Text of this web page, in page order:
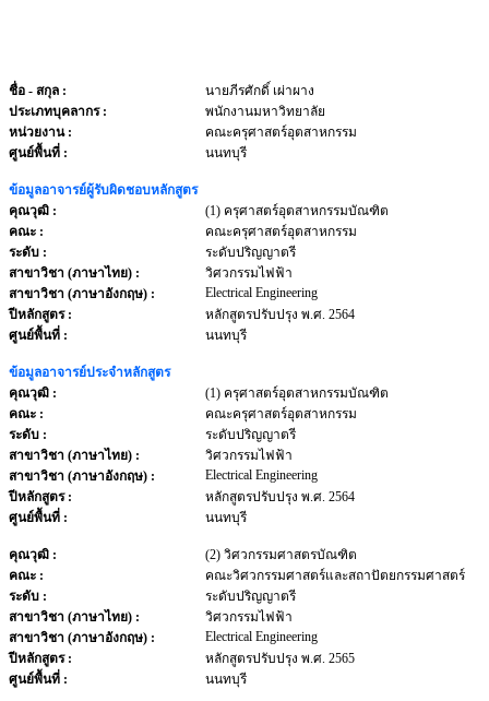
ชื่อ - สกุล :
นายภีรศักดิ์ เผ่าผาง
ประเภทบุคลากร :
พนักงานมหาวิทยาลัย
หน่วยงาน :
คณะครุศาสตร์อุตสาหกรรม
ศูนย์พื้นที่ :
นนทบุรี
ข้อมูลอาจารย์ผู้รับผิดชอบหลักสูตร
คุณวุฒิ :
(1) ครุศาสตร์อุตสาหกรรมบัณฑิต
คณะ :
คณะครุศาสตร์อุตสาหกรรม
ระดับ :
ระดับปริญญาตรี
สาขาวิชา (ภาษาไทย) :
วิศวกรรมไฟฟ้า
สาขาวิชา (ภาษาอังกฤษ) :
Electrical Engineering
ปีหลักสูตร :
หลักสูตรปรับปรุง พ.ศ. 2564
ศูนย์พื้นที่ :
นนทบุรี
ข้อมูลอาจารย์ประจำหลักสูตร
คุณวุฒิ :
(1) ครุศาสตร์อุตสาหกรรมบัณฑิต
คณะ :
คณะครุศาสตร์อุตสาหกรรม
ระดับ :
ระดับปริญญาตรี
สาขาวิชา (ภาษาไทย) :
วิศวกรรมไฟฟ้า
สาขาวิชา (ภาษาอังกฤษ) :
Electrical Engineering
ปีหลักสูตร :
หลักสูตรปรับปรุง พ.ศ. 2564
ศูนย์พื้นที่ :
นนทบุรี
คุณวุฒิ :
(2) วิศวกรรมศาสตรบัณฑิต
คณะ :
คณะวิศวกรรมศาสตร์และสถาปัตยกรรมศาสตร์
ระดับ :
ระดับปริญญาตรี
สาขาวิชา (ภาษาไทย) :
วิศวกรรมไฟฟ้า
สาขาวิชา (ภาษาอังกฤษ) :
Electrical Engineering
ปีหลักสูตร :
หลักสูตรปรับปรุง พ.ศ. 2565
ศูนย์พื้นที่ :
นนทบุรี